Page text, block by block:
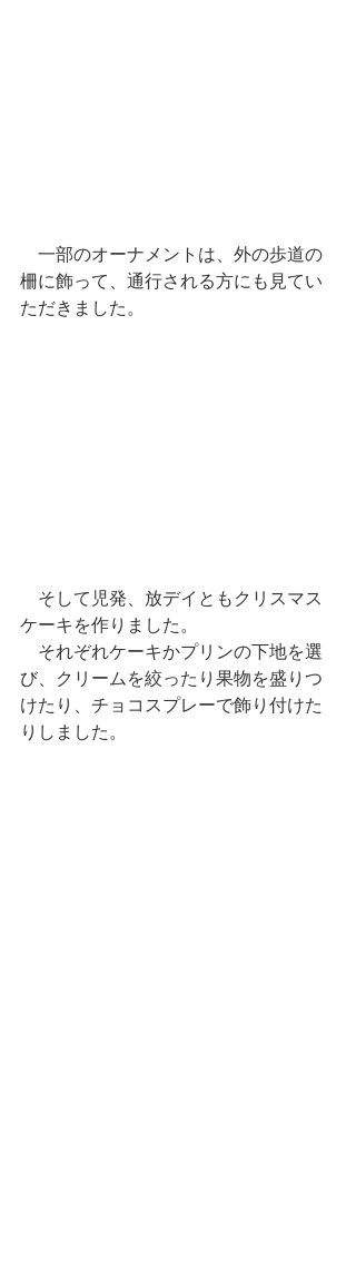
一部のオーナメントは、外の歩道の
柵に飾って、通行される方にも見てい
ただきました。
そして児発、放デイともクリスマス
ケーキを作りました。
それぞれケーキかプリンの下地を選
び、クリームを絞ったり果物を盛りつ
けたり、チョコスプレーで飾り付けた
りしました。